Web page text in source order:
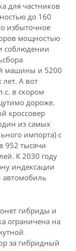
для частников
до 160
избыточное
мощностью
соблюдении
машины и 5200
лет. А вот
в скором
дороже.
кроссовер
из самых
импорта) с
952 тысячи
К 2030 году
индексации
автомобиль
гибриды и
ограничена на
за гибридный